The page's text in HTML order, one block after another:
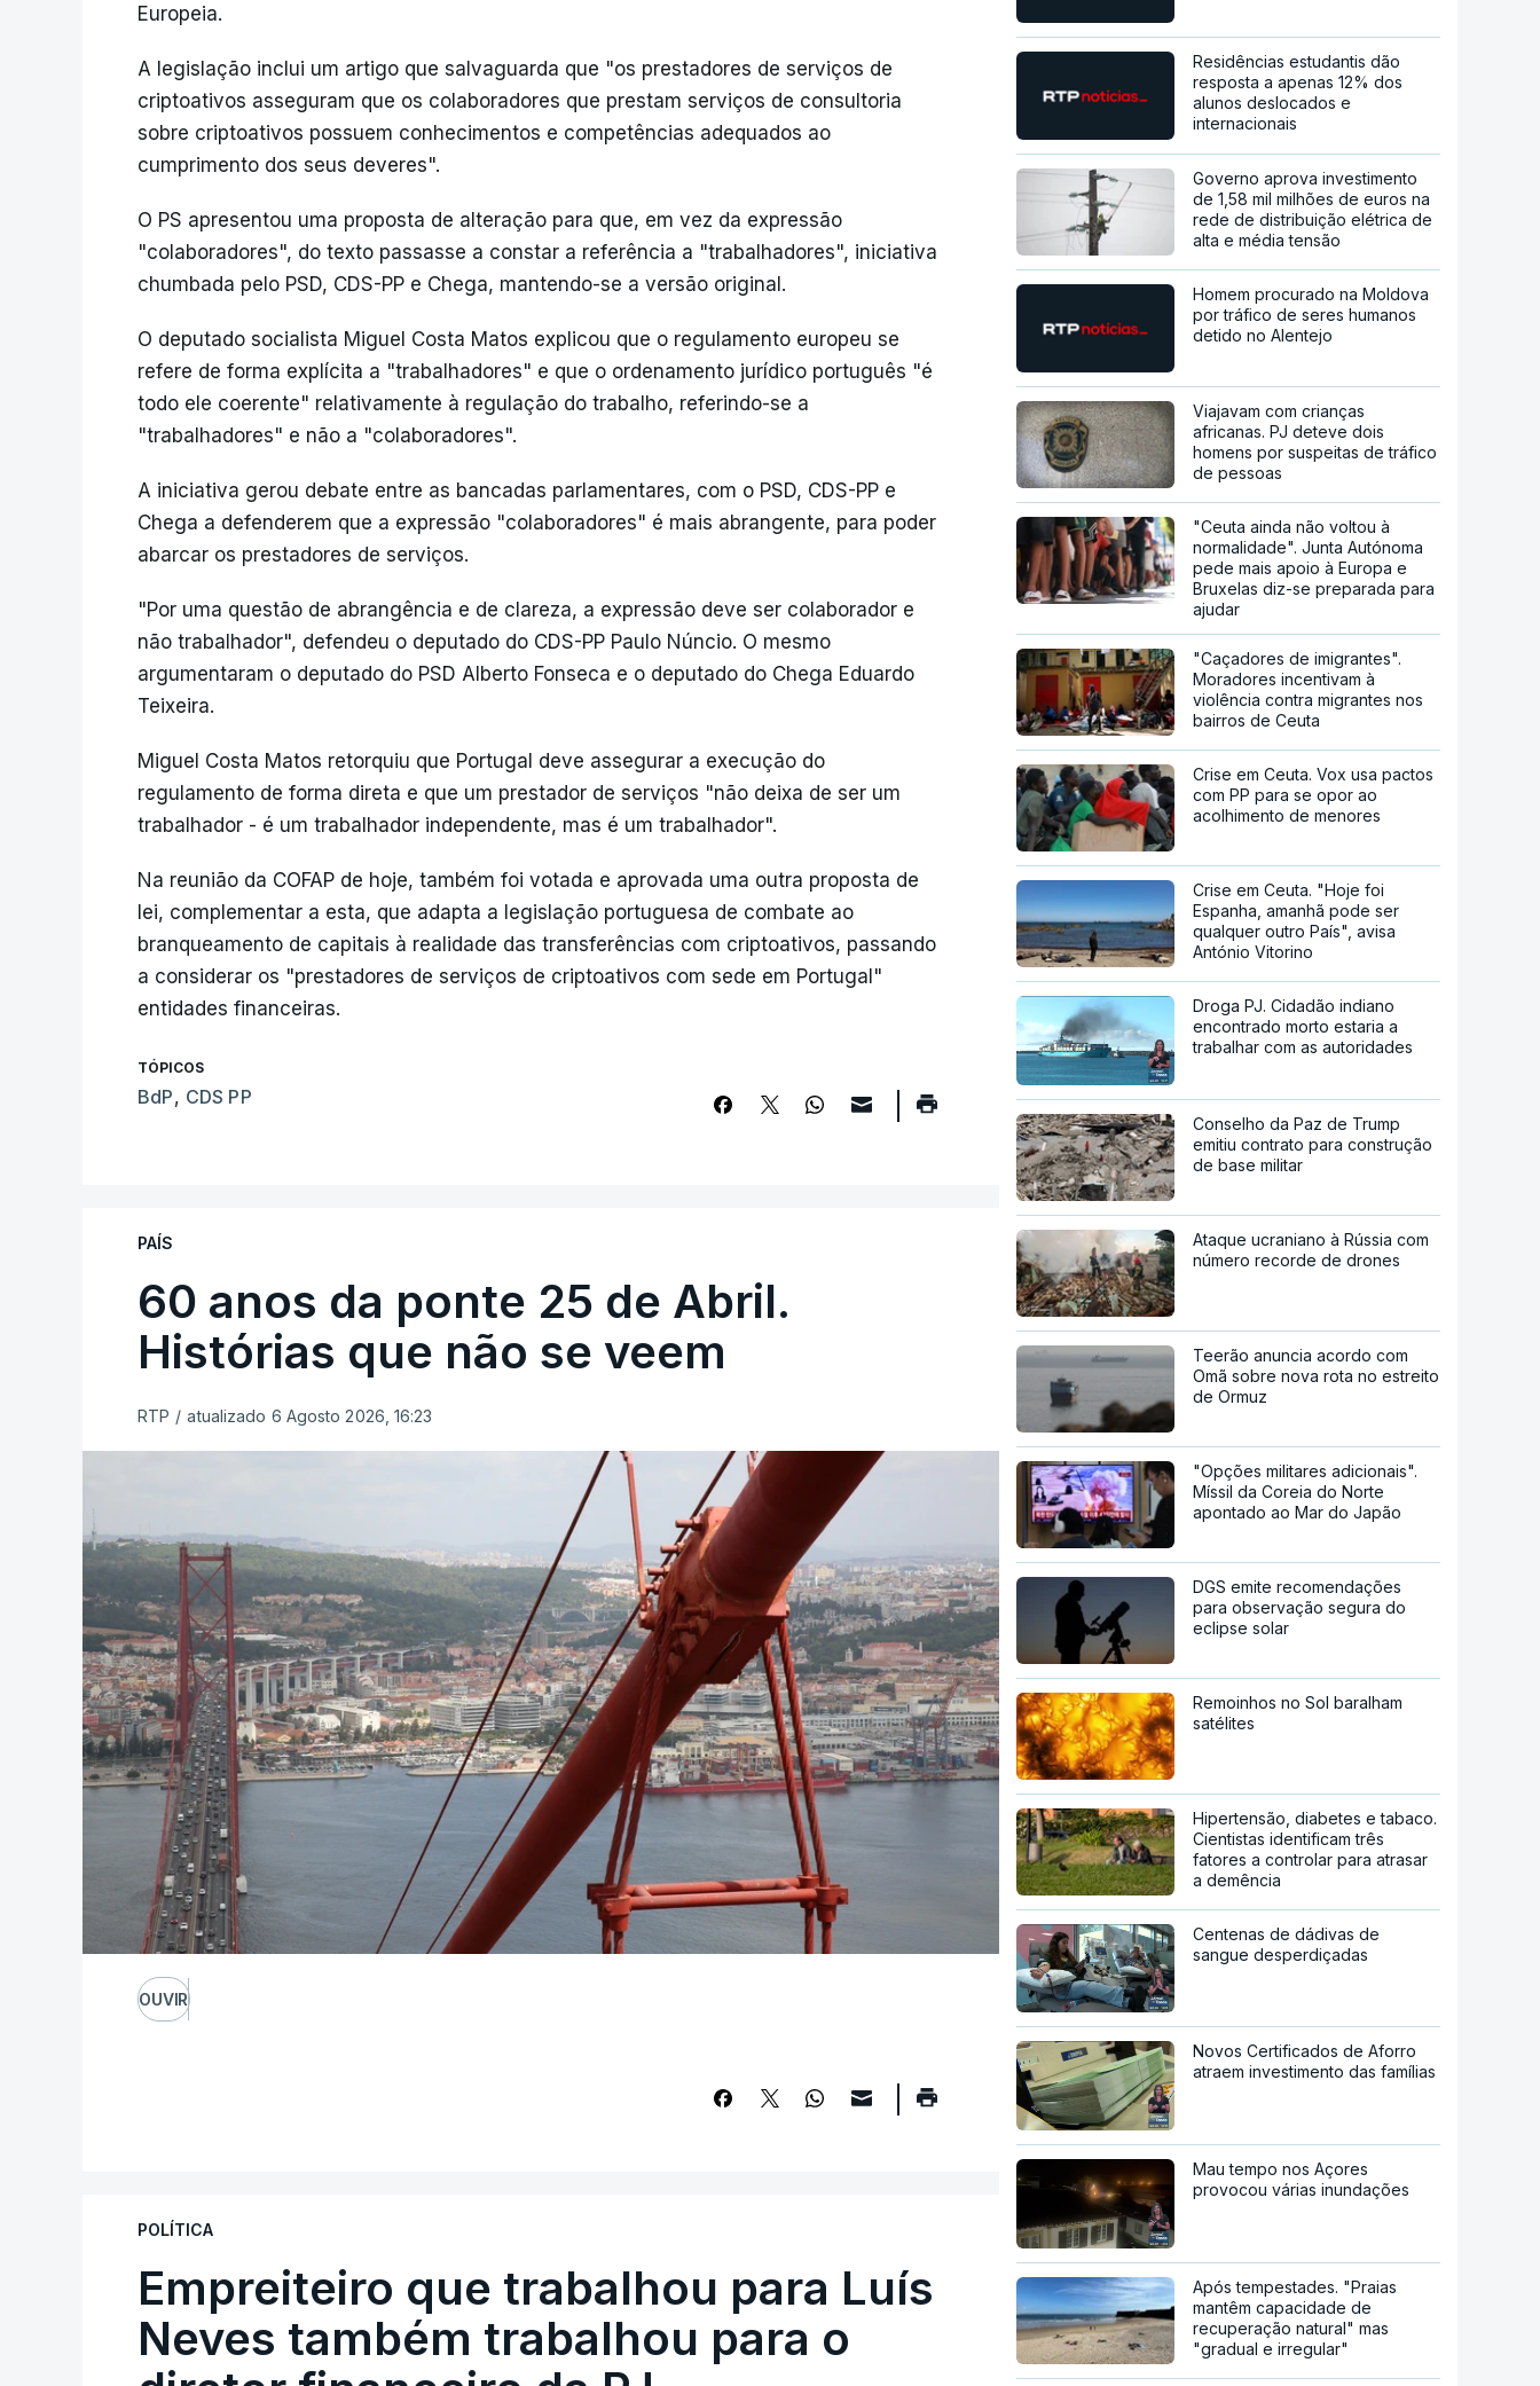
Europeia.
A legislação inclui um artigo que salvaguarda que "os prestadores de serviços de
criptoativos asseguram que os colaboradores que prestam serviços de consultoria
sobre criptoativos possuem conhecimentos e competências adequados ao
cumprimento dos seus deveres".
O PS apresentou uma proposta de alteração para que, em vez da expressão
"colaboradores", do texto passasse a constar a referência a "trabalhadores", iniciativa
chumbada pelo PSD, CDS-PP e Chega, mantendo-se a versão original.
O deputado socialista Miguel Costa Matos explicou que o regulamento europeu se
refere de forma explícita a "trabalhadores" e que o ordenamento jurídico português "é
todo ele coerente" relativamente à regulação do trabalho, referindo-se a
"trabalhadores" e não a "colaboradores".
A iniciativa gerou debate entre as bancadas parlamentares, com o PSD, CDS-PP e
Chega a defenderem que a expressão "colaboradores" é mais abrangente, para poder
abarcar os prestadores de serviços.
"Por uma questão de abrangência e de clareza, a expressão deve ser colaborador e
não trabalhador", defendeu o deputado do CDS-PP Paulo Núncio. O mesmo
argumentaram o deputado do PSD Alberto Fonseca e o deputado do Chega Eduardo
Teixeira.
Miguel Costa Matos retorquiu que Portugal deve assegurar a execução do
regulamento de forma direta e que um prestador de serviços "não deixa de ser um
trabalhador - é um trabalhador independente, mas é um trabalhador".
Na reunião da COFAP de hoje, também foi votada e aprovada uma outra proposta de
lei, complementar a esta, que adapta a legislação portuguesa de combate ao
branqueamento de capitais à realidade das transferências com criptoativos, passando
a considerar os "prestadores de serviços de criptoativos com sede em Portugal"
entidades financeiras.
TÓPICOS
BdP, CDS PP
PAÍS
60 anos da ponte 25 de Abril.
Histórias que não se veem
RTP / atualizado 6 Agosto 2026, 16:23
OUVIR
POLÍTICA
Empreiteiro que trabalhou para Luís
Neves também trabalhou para o
Residências estudantis dão
resposta a apenas 12% dos
alunos deslocados e
internacionais
Governo aprova investimento
de 1,58 mil milhões de euros na
rede de distribuição elétrica de
alta e média tensão
Homem procurado na Moldova
por tráfico de seres humanos
detido no Alentejo
Viajavam com crianças
africanas. PJ deteve dois
homens por suspeitas de tráfico
de pessoas
"Ceuta ainda não voltou à
normalidade". Junta Autónoma
pede mais apoio à Europa e
Bruxelas diz-se preparada para
ajudar
"Caçadores de imigrantes".
Moradores incentivam à
violência contra migrantes nos
bairros de Ceuta
Crise em Ceuta. Vox usa pactos
com PP para se opor ao
acolhimento de menores
Crise em Ceuta. "Hoje foi
Espanha, amanhã pode ser
qualquer outro País", avisa
António Vitorino
Droga PJ. Cidadão indiano
encontrado morto estaria a
trabalhar com as autoridades
Conselho da Paz de Trump
emitiu contrato para construção
de base militar
Ataque ucraniano à Rússia com
número recorde de drones
Teerão anuncia acordo com
Omã sobre nova rota no estreito
de Ormuz
"Opções militares adicionais".
Míssil da Coreia do Norte
apontado ao Mar do Japão
DGS emite recomendações
para observação segura do
eclipse solar
Remoinhos no Sol baralham
satélites
Hipertensão, diabetes e tabaco.
Cientistas identificam três
fatores a controlar para atrasar
a demência
Centenas de dádivas de
sangue desperdiçadas
Novos Certificados de Aforro
atraem investimento das famílias
Mau tempo nos Açores
provocou várias inundações
Após tempestades. "Praias
mantêm capacidade de
recuperação natural" mas
"gradual e irregular"